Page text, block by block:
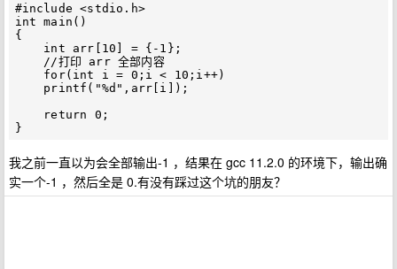
#include <stdio.h>
int main()
{
我之前一直以为会全部输出-1 ，结果在 gcc 11.2.0 的环境下，输出确
实一个-1 ，然后全是 0.有没有踩过这个坑的朋友？